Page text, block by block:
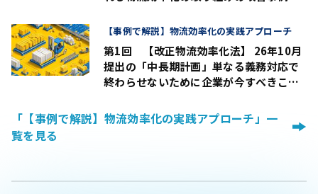
第1回 【改正物流効率化法】 26年10月
提出の「中長期計画」単なる義務対応で
終わらせないために企業が今すべきこと
【事例で解説】物流効率化の実践アプローチ
「【事例で解説】物流効率化の実践アプローチ」一
覧を見る